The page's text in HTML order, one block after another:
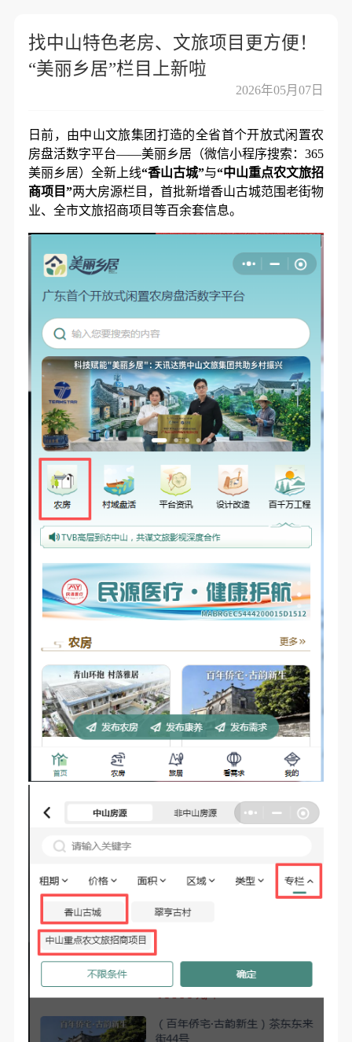
找中山特色老房、文旅项目更方便！
“美丽乡居”栏目上新啦
2026年05月07日
日前，由中山文旅集团打造的全省首个开放式闲置农
房盘活数字平台——美丽乡居（微信小程序搜索：365
美丽乡居）全新上线“香山古城”与“中山重点农文旅招
商项目”两大房源栏目，首批新增香山古城范围老街物
业、全市文旅招商项目等百余套信息。